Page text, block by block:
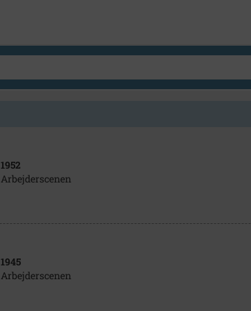
1952
Arbejderscenen
1945
Arbejderscenen